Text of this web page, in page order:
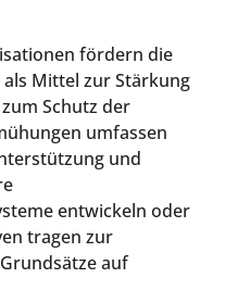
fördern die
Mittel zur Stärkung
Schutz der
umfassen
und
entwickeln oder
tragen zur
auf